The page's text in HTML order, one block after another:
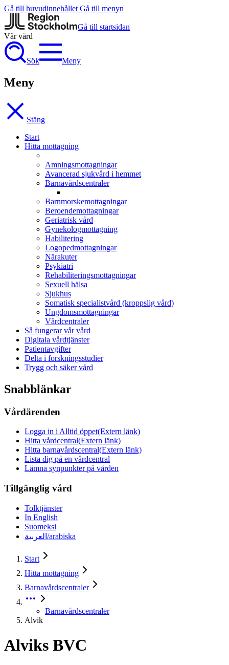
Gå till huvudinnehållet Gå till menyn
Gå till startsidan
Vår vård
Sök Meny
Meny
Stäng
Start
Hitta mottagning
Amningsmottagningar
Avancerad sjukvård i hemmet
Barnavårdscentraler
Barnmorskemottagningar
Beroendemottagningar
Geriatrisk vård
Gynekologmottagning
Habilitering
Logopedmottagningar
Närakuter
Psykiatri
Rehabiliteringsmottagningar
Sexuell hälsa
Sjukhus
Somatisk specialistvård (kroppslig vård)
Ungdomsmottagningar
Vårdcentraler
Så fungerar vår vård
Digitala vårdtjänster
Patientavgifter
Delta i forskningsstudier
Trygg och säker vård
Snabblänkar
Vårdärenden
Logga in i Alltid öppet(Extern länk)
Hitta vårdcentral(Extern länk)
Hitta barnavårdscentral(Extern länk)
Lista dig på en vårdcentral
Lämna synpunkter på vården
Tillgänglig vård
Tolktjänster
In English
Suomeksi
العربية/arabiska
Start
Hitta mottagning
Barnavårdscentraler
Barnavårdscentraler
Alvik
Alviks BVC